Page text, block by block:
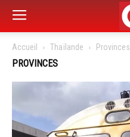
Accueil Thaïlande Provinces
PROVINCES